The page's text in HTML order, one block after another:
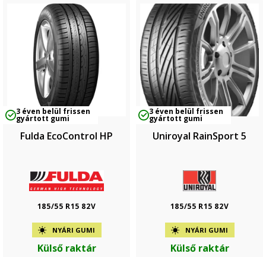
3 éven belül frissen
gyártott gumi
Fulda EcoControl HP
185/55 R15 82V
NYÁRI GUMI
Külső raktár
3 éven belül frissen
gyártott gumi
Uniroyal RainSport 5
185/55 R15 82V
NYÁRI GUMI
Külső raktár